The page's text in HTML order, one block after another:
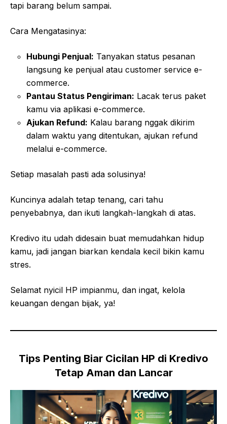
tapi barang belum sampai.
Cara Mengatasinya:
Hubungi Penjual: Tanyakan status pesanan
langsung ke penjual atau customer service e-
commerce.
Pantau Status Pengiriman: Lacak terus paket
kamu via aplikasi e-commerce.
Ajukan Refund: Kalau barang nggak dikirim
dalam waktu yang ditentukan, ajukan refund
melalui e-commerce.
Setiap masalah pasti ada solusinya!
Kuncinya adalah tetap tenang, cari tahu
penyebabnya, dan ikuti langkah-langkah di atas.
Kredivo itu udah didesain buat memudahkan hidup
kamu, jadi jangan biarkan kendala kecil bikin kamu
stres.
Selamat nyicil HP impianmu, dan ingat, kelola
keuangan dengan bijak, ya!
Tips Penting Biar Cicilan HP di Kredivo
Tetap Aman dan Lancar